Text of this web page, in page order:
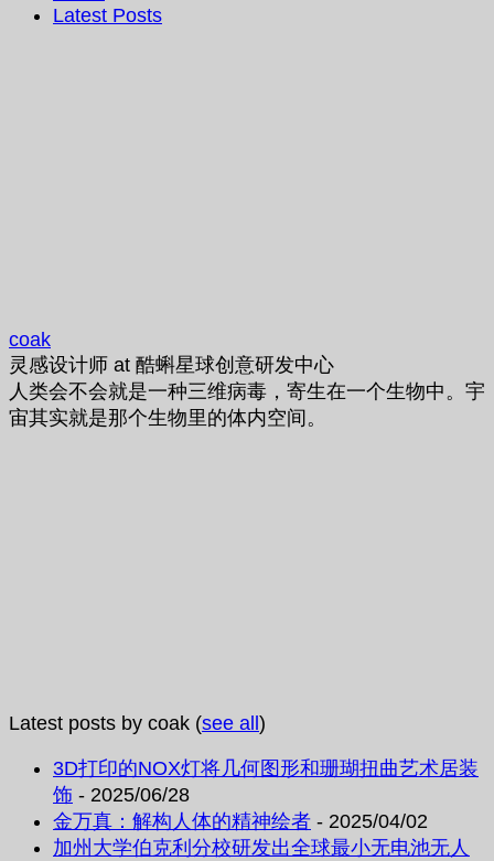
Latest Posts
coak
灵感设计师 at 酷蝌星球创意研发中心
人类会不会就是一种三维病毒，寄生在一个生物中。宇
宙其实就是那个生物里的体内空间。
Latest posts by coak (see all)
3D打印的NOX灯将几何图形和珊瑚扭曲艺术居装
饰 - 2025/06/28
金万真：解构人体的精神绘者 - 2025/04/02
加州大学伯克利分校研发出全球最小无电池无人